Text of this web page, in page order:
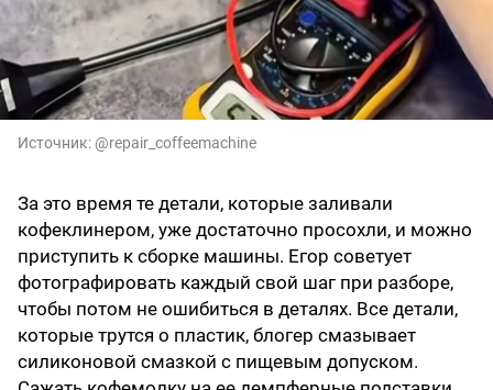
Источник: @repair_coffeemachine
За это время те детали, которые заливали
кофеклинером, уже достаточно просохли, и можно
приступить к сборке машины. Егор советует
фотографировать каждый свой шаг при разборе,
чтобы потом не ошибиться в деталях. Все детали,
которые трутся о пластик, блогер смазывает
силиконовой смазкой с пищевым допуском.